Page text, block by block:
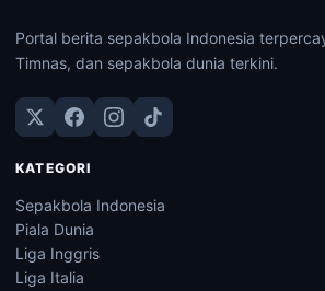
Portal berita sepakbola Indonesia
Timnas, dan sepakbola dunia terkini.
KATEGORI
Sepakbola Indonesia
Piala Dunia
Liga Inggris
Liga Italia